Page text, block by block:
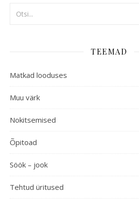
TEEMAD
Matkad looduses
Muu värk
Nokitsemised
Õpitoad
Söök – jook
Tehtud üritused